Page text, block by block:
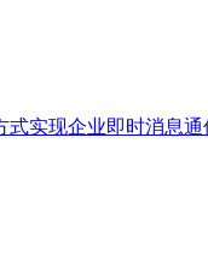
实现企业即时消息